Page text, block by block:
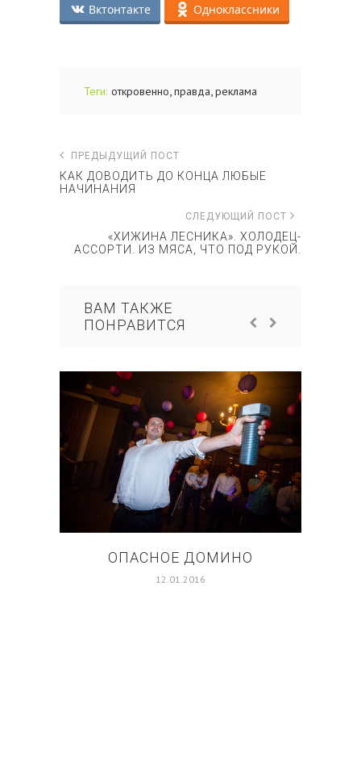
Вктонтакте Одноклассники
Теги: откровенно правда реклама
ПРЕДЫДУЩИЙ ПОСТ
КАК ДОВОДИТЬ ДО КОНЦА ЛЮБЫЕ
НАЧИНАНИЯ
СЛЕДУЮЩИЙ ПОСТ
«ХИЖИНА ЛЕСНИКА». ХОЛОДЕЦ-
АССОРТИ. ИЗ МЯСА, ЧТО ПОД РУКОЙ.
ВАМ ТАКЖЕ
ПОНРАВИТСЯ
ОПАСНОЕ ДОМИНО
12.01.2016